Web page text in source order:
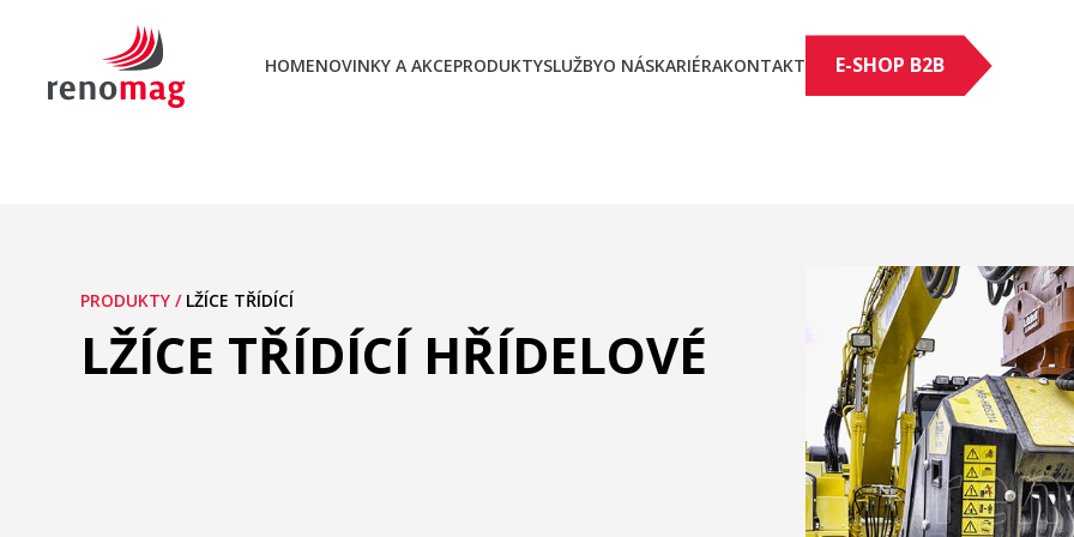
HOMENOVINKY A AKCEPRODUKTYSLUŽBYO NÁSKARIÉRAKONTAKT E-SHOP B2B
PRODUKTY / LŽÍCE TŘÍDÍCÍ
LŽÍCE TŘÍDÍCÍ HŘÍDELOVÉ